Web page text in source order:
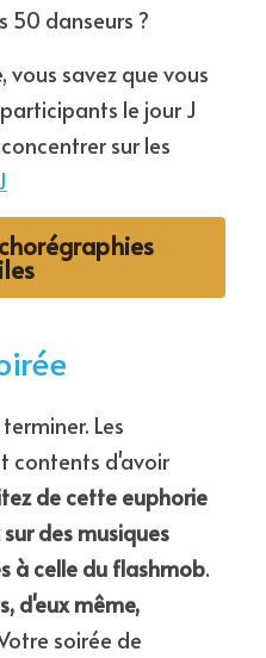
50 danseurs ?
savez que vous
le jour J
sur les
Les
contents d'avoir
de cette euphorie
des musiques
à celle du flashmob.
d'eux même,
soirée de